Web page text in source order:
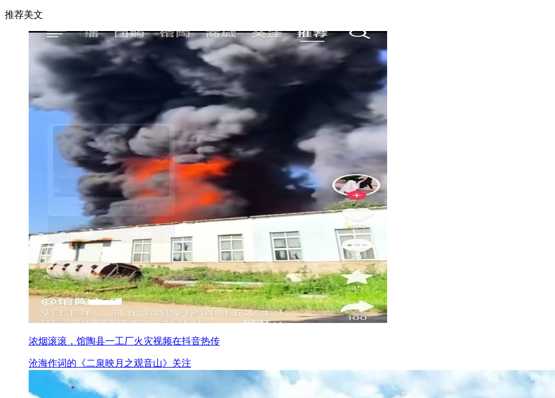
推荐美文
浓烟滚滚，馆陶县一工厂火灾视频在抖音热传
沧海作词的《二泉映月之观音山》关注